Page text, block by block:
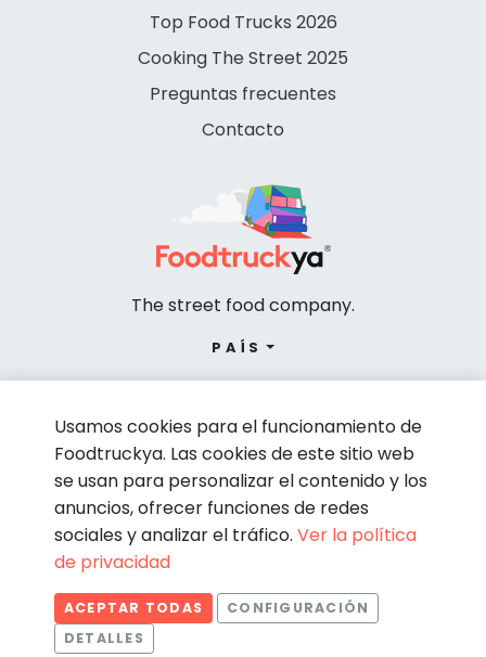
Top Food Trucks 2026
Cooking The Street 2025
Preguntas frecuentes
Contacto
The street food company.
PAÍS
© Foodtruckya 2026
Condiciones de contratación Política de privacidad
Aviso legal
Usamos cookies para el funcionamiento de
Foodtruckya. Las cookies de este sitio web
se usan para personalizar el contenido y los
anuncios, ofrecer funciones de redes
sociales y analizar el tráfico. Ver la política
de privacidad
ACEPTAR TODAS
CONFIGURACIÓN
DETALLES